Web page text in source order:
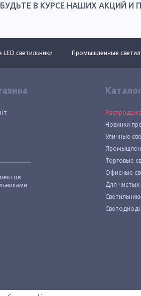
БУДЬТЕ В КУРСЕ НАШИХ АКЦИЙ И
Промышленные светильники ДСП
Новинки
Уличные
Торговые
Офисные
Для